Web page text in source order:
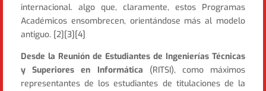
internacional. algo que, claramente, estos Programas
Académicos ensombrecen, orientándose más al modelo
antiguo. [2][3][4]
Desde la Reunión de Estudiantes de Ingenierías Técnicas
y Superiores en Informática (RITSI), como máximos
representantes de los estudiantes de titulaciones de la